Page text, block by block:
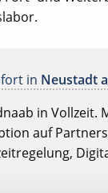
in Neustadt
in Vollzeit.
auf